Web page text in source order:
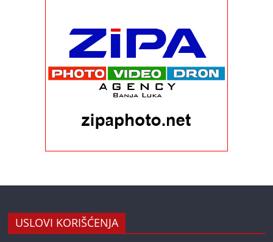
USLOVI KORIŠĆENJA